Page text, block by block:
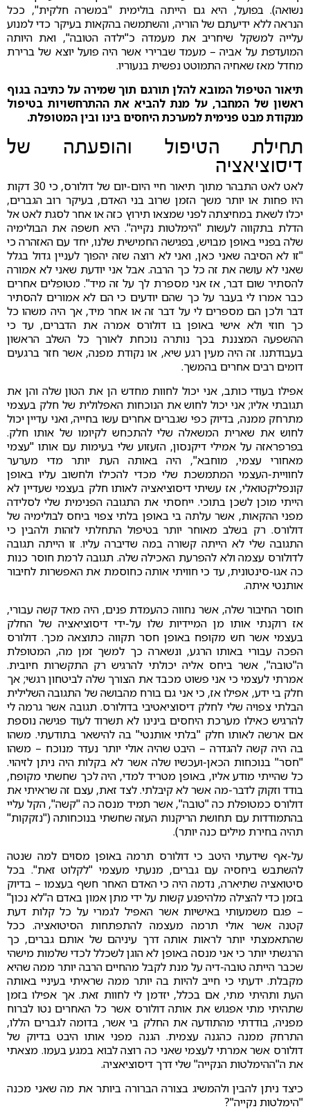
נשואה). בפועל, היא גם הייתה בולימית "במשרה חלקית", ככל
הנראה ללא ידיעתם של הוריה, והשתמשה בהקאות בעיקר כדי למנוע
עלייה למשקל שיחריב את מעמדה כ"ילדה הטובה", ואת היותה
המועדפת על אביה – מעמד שברירי אשר היה פועל יוצא של ברירת
מחדל מאז שאחיה התמוטט נפשית בנעוריו.
תיאור הטיפול המובא להלן תורגם תוך שמירה על כתיבה בגוף
ראשון של המחבר, על מנת להביא את ההתרחשויות בטיפול
מנקודת מבט פנימית למערכת היחסים בינו ובין המטופלת.
תחילת הטיפול והופעתה של
דיסוציאציה
לאט לאט התבהר מתוך תיאור חיי היום-יום של דולורס, כי 30 דקות
היו פחות או יותר משך הזמן שרוב בני האדם, בעיקר רוב הגברים,
יכלו לשאת במחיצתה לפני שמצאו תירוץ כזה או אחר לסגת לאט אל
הדלת בתקווה לעשות "הימלטות נקייה". היא חשפה את הבולימיה
שלה בפניי באופן מבויש, בפגישה החמישית שלנו, יחד עם האזהרה כי
"זו לא הסיבה שאני כאן, ואני לא רוצה שזה יהפוך לעניין גדול בגלל
שאני לא עושה את זה כל כך הרבה. אבל אני יודעת שאני לא אמורה
להסתיר שום דבר, אז אני מספרת לך על זה מיד". מטופלים אחרים
כבר אמרו לי בעבר על כך שהם יודעים כי הם לא אמורים להסתיר
דבר ולכן הם מספרים לי על דבר זה או אחר מיד, אך היה משהו כל
כך חוזי ולא אישי באופן בו דולורס אמרה את הדברים, עד כי
ההשפעה המצננת בכך נותרה נוכחת לאורך כל השלב הראשון
בעבודתנו. זה היה מעין רגע שיא, או נקודת מפנה, אשר חזר ברגעים
דומים רבים אחרים בהמשך.
אפילו בעודי כותב, אני יכול לחוות מחדש הן את הטון שלה והן את
תגובתי אליו; אני יכול לחוש את הנוכחות האפלולית של חלק בעצמי
מתרחק ממנה, בדיוק כפי שגברים אחרים עשו בחייה, ואני עדיין יכול
לחוש את שארית המשאלה שלי להתכחש לקיומו של אותו חלק.
בפרפראזה על אמילי דיקנסון, הזעזוע שלי בעימות עם אותו "עצמי
מאחורי עצמי, מוחבא", היה באותה העת יותר מדי מערער
לחוויית-העצמי המתמשכת שלי מכדי להכילו ולחשוב עליו באופן
קונפליקטואלי, אז עשיתי דיסוציאציה לאותו חלק בעצמי שעדיין לא
הייתי מוכן לשכן בתוכי. ייחסתי את התגובה הפנימית שלי לסלידה
מפני ההקאות, אשר עלתה בי באופן בלתי צפוי ביחס לבולימיה של
דולורס. רק בשלב מאוחר יותר בטיפול התחלתי לזהות ולהבין כי
התגובה שלי לא הייתה קשורה במה שדיברה עליו. זו הייתה תגובה
לדולורס עצמה ולא להפרעת האכילה שלה. תגובה לרמת חוסר כנות
כה אגו-סינטונית, עד כי חוויתי אותה כחוסמת את האפשרות לחיבור
אותנטי איתה.
חוסר החיבור שלה, אשר נחווה כהעמדת פנים, היה מאד קשה עבורי,
אז רוקנתי אותו מן המיידיות שלו על-ידי דיסוציאציה של החלק
בעצמי אשר חש מקופח באופן חסר תקווה כתוצאה מכך. דולורס
הפכה עבורי באותו הרגע, ונשארה כך למשך זמן מה, המטופלת
ה"טובה", אשר ביחס אליה יכולתי להרגיש רק התקשרות חיובית.
אמרתי לעצמי כי אני פשוט מכבד את הצורך שלה לביטחון רגשי; אך
חלק בי ידע, אפילו אז, כי אני גם בורח מהבושה של התגובה השלילית
הבלתי צפויה שלי לחלק דיסוציאטיבי בדולורס. תגובה אשר גרמה לי
להרגיש כאילו מערכת היחסים בינינו לא תשרוד לעוד פגישה נוספת
אם ארשה לאותו חלק "בלתי אותנטי" בה להישאר בתודעתי. משהו
בה היה קשה להגדרה – היבט שהיה אולי יותר נעדר מנוכח – משהו
"חסר" בנוכחות הכאן-ועכשיו שלה אשר לא בקלות היה ניתן לזיהוי.
כל שהייתי מודע אליו, באופן מטריד למדי, היה לכך שחשתי מקופח,
בודד וזקוק לדבר-מה אשר לא קיבלתי. לצד זאת, עצם זה שראיתי את
דולורס כמטופלת כה "טובה", אשר תמיד מנסה כה "קשה", הקל עליי
בהתמודדות עם תחושת הריקנות העזה שחשתי בנוכחותה ("נזקקות"
תהיה בחירת מילים כנה יותר).
על-אף שידעתי היטב כי דולורס תרמה באופן מסוים למה שנטה
להשתבש ביחסיה עם גברים, מנעתי מעצמי "לקלוט זאת". בכל
סיטואציה שתיארה, נדמה היה כי האדם האחר חשף בעצמו – בדיוק
בזמן כדי להצילה מלהיפגע קשות על ידי מתן אמון באדם ה"לא נכון"
– פגם משמעותי באישיות אשר האפיל לגמרי על כל קלות דעת
קטנה אשר אולי תרמה מעצמה להתפתחות הסיטואציה. ככל
שהתאמצתי יותר לראות אותה דרך עיניהם של אותם גברים, כך
הרגשתי יותר כי אני מנסה באופן לא הוגן לשכלל לכדי שלמות מישהי
שכבר הייתה טובה-דיה על מנת לקבל מהחיים הרבה יותר ממה שהיא
מקבלת. ידעתי כי חייב להיות בה יותר ממה שראיתי בעיניי באותה
העת ותהיתי מתי, אם בכלל, יזדמן לי לחוות זאת. אך אפילו בזמן
שתהיתי מתי אפגוש את אותה דולורס אשר כל האחרים נטו לברוח
מפניה, בודדתי מהתודעה את החלק בי אשר, בדומה לגברים הללו,
התרחק ממנה כהגנה עצמית. הגנה מפני אותו היבט בדיוק של
דולורס אשר אמרתי לעצמי שאני כה רוצה לבוא במגע בעמו. מצאתי
את ה"ההימלטות הנקייה" שלי דרך דיסוציאציה.
כיצד ניתן להבין ולהמשיג בצורה הברורה ביותר את מה שאני מכנה
"הימלטות נקייה"?